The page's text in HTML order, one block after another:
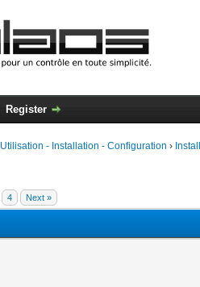
Register
Utilisation - Installation - Configuration ›
4 Next »